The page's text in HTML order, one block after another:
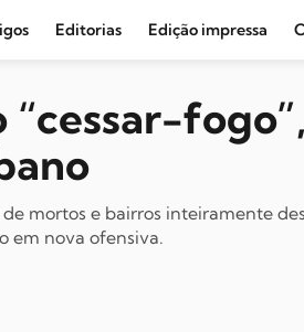
Editorias
Amazônia
Cultura e Movimentos Sociais
Editoriais
Edição impressa
mortos e bairros inteiramente
em nova ofensiva.